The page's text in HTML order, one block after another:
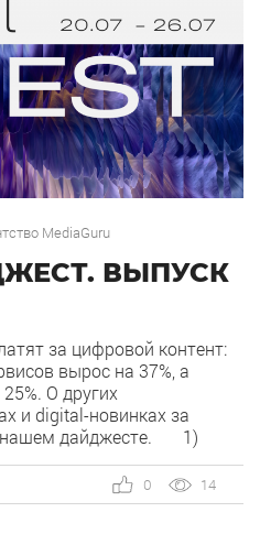
MediaGuru
ВЫПУСК
за цифровой контент:
вырос на 37%, а
О других
и digital-новинках за
нашем дайджесте. 1)
Яндекса запускает
рекламу
14
0